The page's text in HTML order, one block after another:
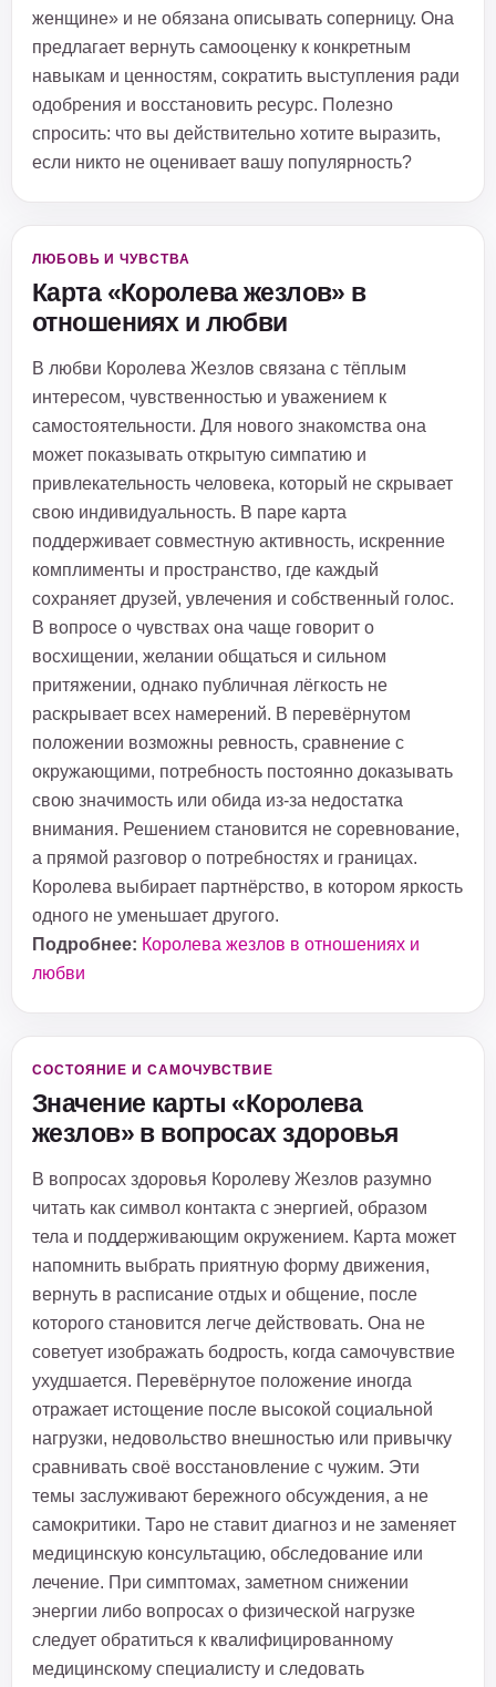
женщине» и не обязана описывать соперницу. Она
предлагает вернуть самооценку к конкретным
навыкам и ценностям, сократить выступления ради
одобрения и восстановить ресурс. Полезно
спросить: что вы действительно хотите выразить,
если никто не оценивает вашу популярность?
ЛЮБОВЬ И ЧУВСТВА
Карта «Королева жезлов» в
отношениях и любви
В любви Королева Жезлов связана с тёплым
интересом, чувственностью и уважением к
самостоятельности. Для нового знакомства она
может показывать открытую симпатию и
привлекательность человека, который не скрывает
свою индивидуальность. В паре карта
поддерживает совместную активность, искренние
комплименты и пространство, где каждый
сохраняет друзей, увлечения и собственный голос.
В вопросе о чувствах она чаще говорит о
восхищении, желании общаться и сильном
притяжении, однако публичная лёгкость не
раскрывает всех намерений. В перевёрнутом
положении возможны ревность, сравнение с
окружающими, потребность постоянно доказывать
свою значимость или обида из-за недостатка
внимания. Решением становится не соревнование,
а прямой разговор о потребностях и границах.
Королева выбирает партнёрство, в котором яркость
одного не уменьшает другого.
Подробнее: Королева жезлов в отношениях и
любви
СОСТОЯНИЕ И САМОЧУВСТВИЕ
Значение карты «Королева
жезлов» в вопросах здоровья
В вопросах здоровья Королеву Жезлов разумно
читать как символ контакта с энергией, образом
тела и поддерживающим окружением. Карта может
напомнить выбрать приятную форму движения,
вернуть в расписание отдых и общение, после
которого становится легче действовать. Она не
советует изображать бодрость, когда самочувствие
ухудшается. Перевёрнутое положение иногда
отражает истощение после высокой социальной
нагрузки, недовольство внешностью или привычку
сравнивать своё восстановление с чужим. Эти
темы заслуживают бережного обсуждения, а не
самокритики. Таро не ставит диагноз и не заменяет
медицинскую консультацию, обследование или
лечение. При симптомах, заметном снижении
энергии либо вопросах о физической нагрузке
следует обратиться к квалифицированному
медицинскому специалисту и следовать